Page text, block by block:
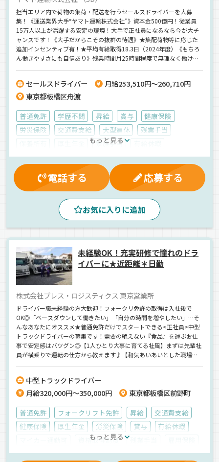
担当エリア内で荷物の集荷・配送を行うセールスドライバーを大募
集！《運送業界大手“ヤマト運輸株式会社”》資本金500億円！従業員
15万人以上が活躍する安定の環境！大手で正社員になるなら今が大チ
ャンスです！《大手だからこその抜群の待遇》★集配荷物等に応じた
追加インセンティブ有！★平均有給取得18.3日（2024年度）《もちろ
ん働きやすさにも自信あり》残業時間月25時間程度で無理なく働けま
セールスドライバー
月給253,510円～260,710円
東京都板橋区舟渡
普通免許 学歴不問 昇給 賞与
健康保険
労災保険
交通費支給 大型連休
残業手当
家族手当
退職金制度
財形貯蓄制度 雇用保険
社内イベント
制服・作業着貸与
朝 昼
夕方
手積み 日用品 普通車 正社員
もっと見る
電話する 応募する
お気に入りに追加
未経験OK！充実研修で憧れのドラ
イバーに★近距離＊日勤
株式会社ブレス・ロジスティクス 東京営業所
ドライバー職未経験の方大歓迎！フォークリ免許の取得は入社後で
OK◎「ペースダウンして働きたい」「自分の時間を増やしたい」…そ
んなあなたにオススメ★普通免許だけでスタートできる<正社員>中型
トラックドライバーの募集です！需要の絶えない『⾷品』を運ぶお仕
事で安定感はバツグン◎【1人ひとり大事に育てる社風】まずは先輩社
員が横乗りで運転の仕方から教えます♪【和気あいあいとした職場】
ッシュできます。希望休も可能です♪《賞与年2回》《昇給年1回》
《安全講習あり》
中型トラックドライバー
月給320,000円～350,000円
東京都板橋区前野町
普通免許 フォークリフト免許 昇給
交通費支給
健康保険
厚生年金 労災保険 賞与
有給休暇
資格取得制度
再雇用制度
深夜手当 昼 朝
パワーゲート
もっと見る